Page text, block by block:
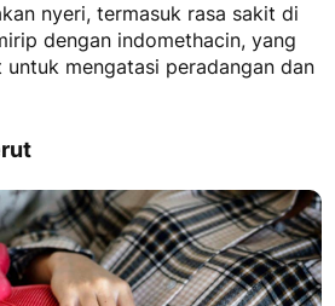
nyeri, termasuk rasa sakit di
dengan indomethacin, yang
mengatasi peradangan dan